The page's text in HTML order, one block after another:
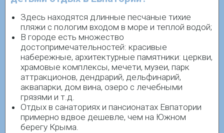
Здесь находятся длинные песчаные тихие
пляжи с пологим входом в море и теплой водой;
В городе есть множество
достопримечательностей: красивые
набережные, архитектурные памятники: церкви,
храмовые комплексы, мечети, музеи, парк
аттракционов, дендрарий, дельфинарий,
аквапарки, дом вина, озеро с лечебными
грязями и т.д.
Отдых в санаториях и пансионатах Евпатории
примерно вдвое дешевле, чем на Южном
берегу Крыма.